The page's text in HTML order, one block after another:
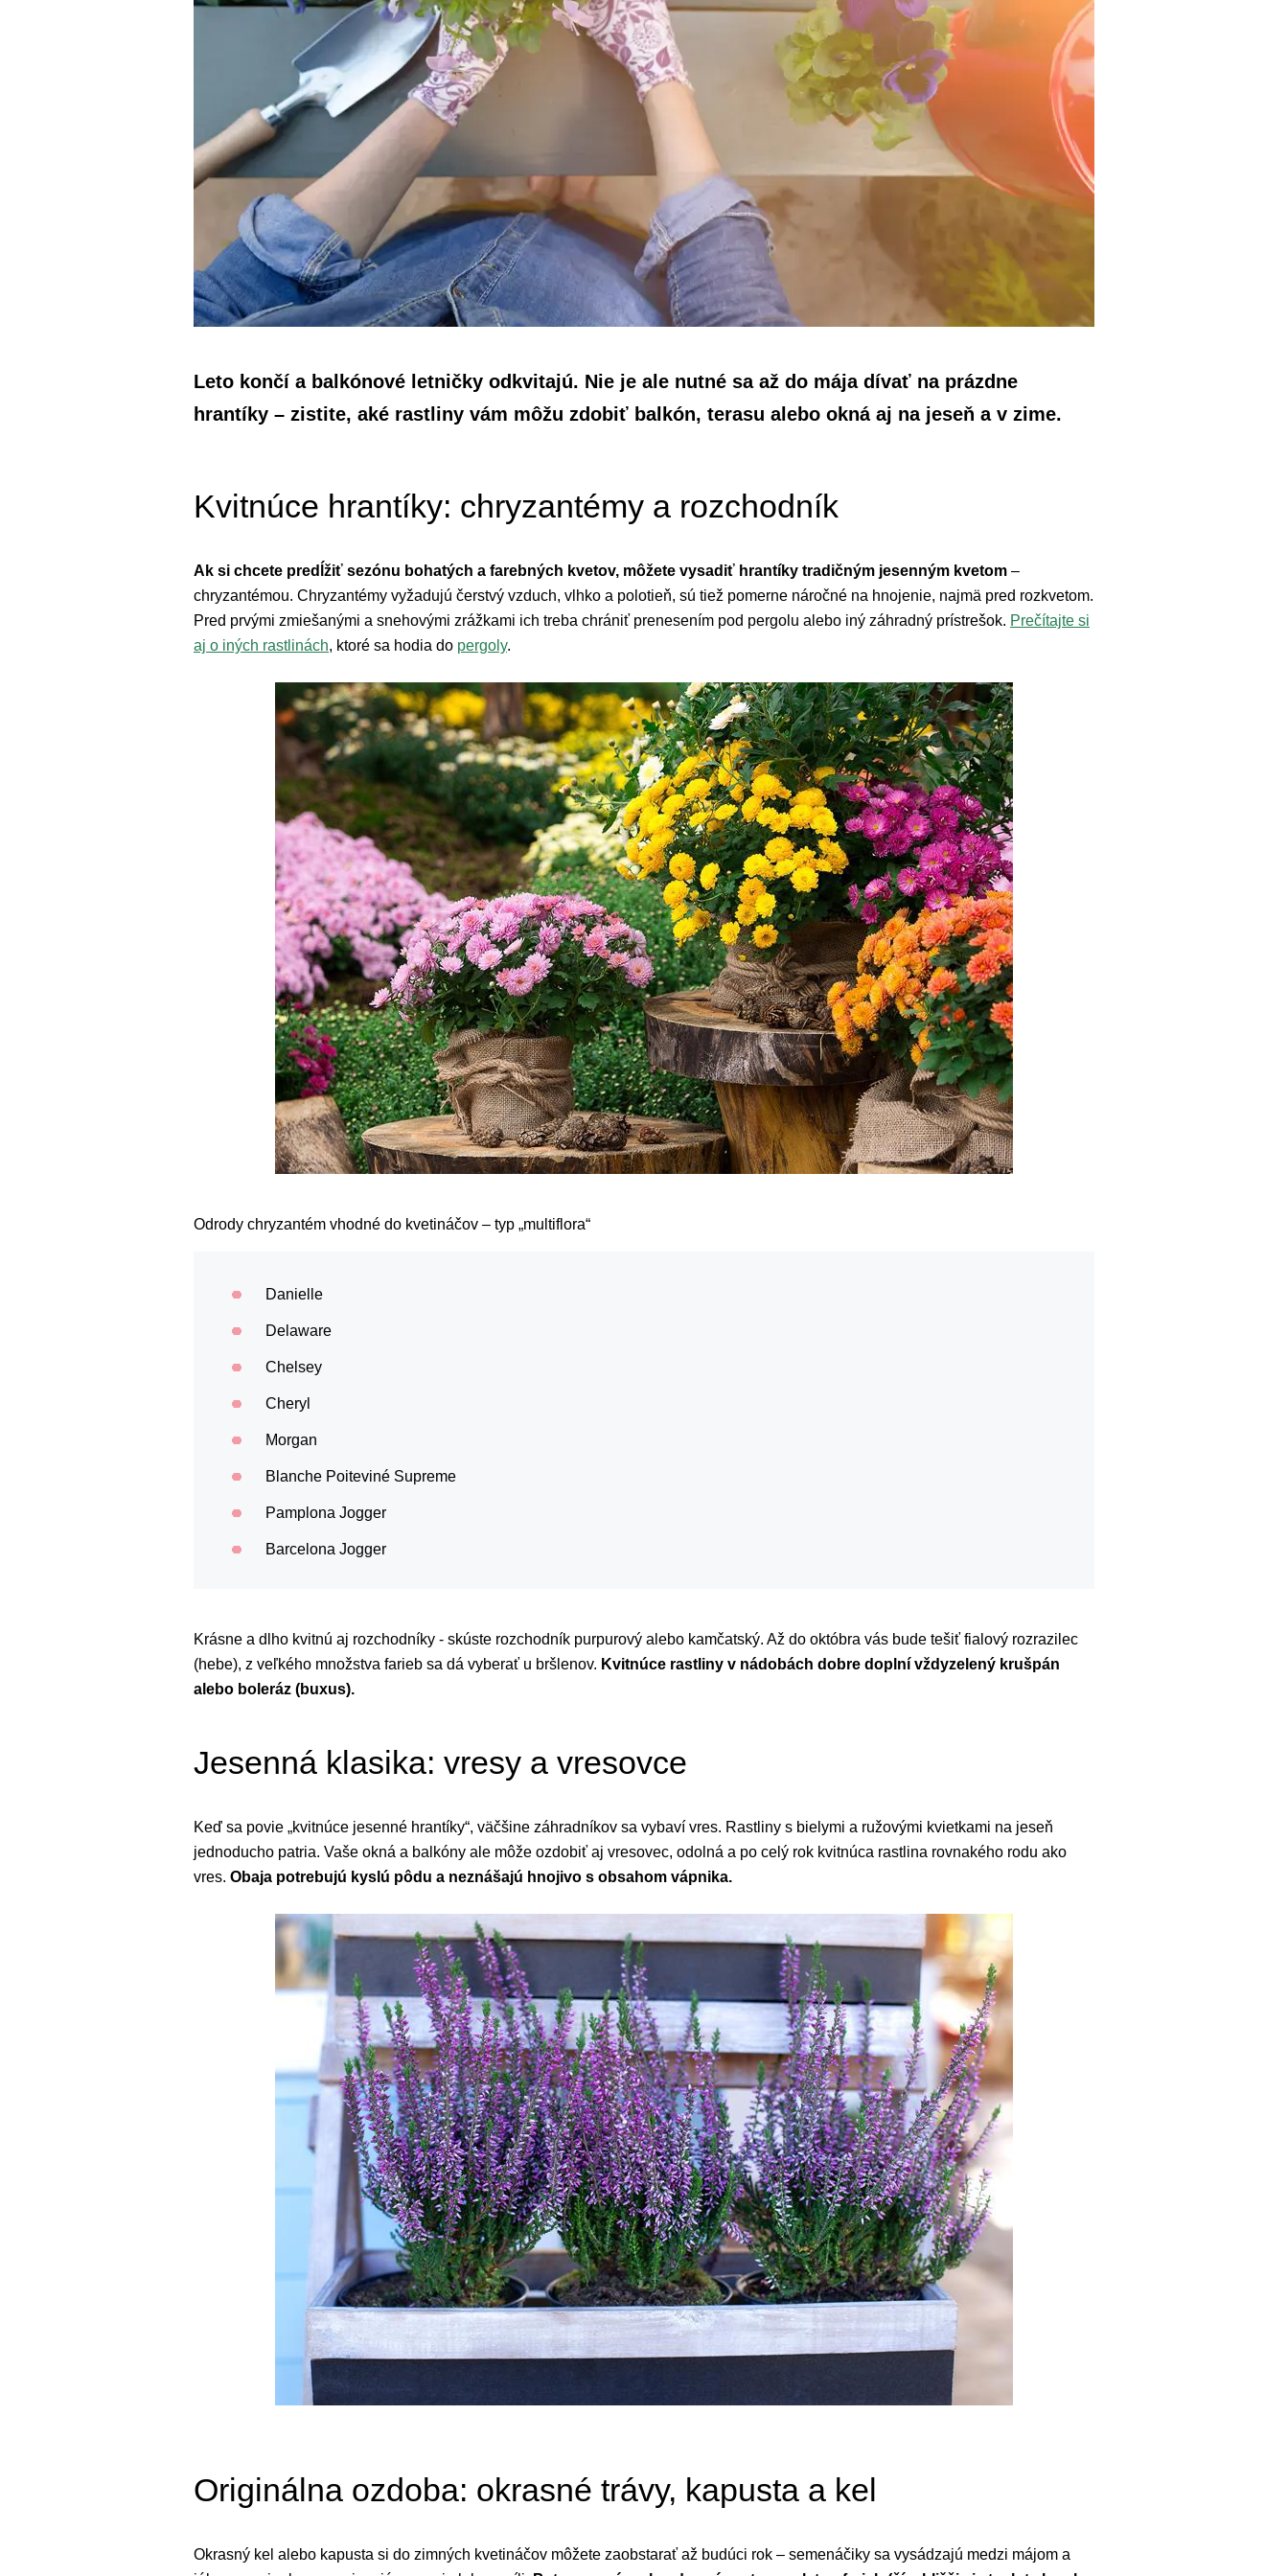
Leto končí a balkónové letničky odkvitajú. Nie je ale nutné sa až do mája dívať na prázdne
hrantíky – zistite, aké rastliny vám môžu zdobiť balkón, terasu alebo okná aj na jeseň a v zime.
Kvitnúce hrantíky: chryzantémy a rozchodník
Ak si chcete predĺžiť sezónu bohatých a farebných kvetov, môžete vysadiť hrantíky tradičným jesenným kvetom –
chryzantémou. Chryzantémy vyžadujú čerstvý vzduch, vlhko a polotieň, sú tiež pomerne náročné na hnojenie, najmä pred rozkvetom.
Pred prvými zmiešanými a snehovými zrážkami ich treba chrániť prenesením pod pergolu alebo iný záhradný prístrešok. Prečítajte si
aj o iných rastlinách, ktoré sa hodia do pergoly.
Odrody chryzantém vhodné do kvetináčov – typ „multiflora“
Danielle
Delaware
Chelsey
Cheryl
Morgan
Blanche Poiteviné Supreme
Pamplona Jogger
Barcelona Jogger
Krásne a dlho kvitnú aj rozchodníky - skúste rozchodník purpurový alebo kamčatský. Až do októbra vás bude tešiť fialový rozrazilec
(hebe), z veľkého množstva farieb sa dá vyberať u bršlenov. Kvitnúce rastliny v nádobách dobre doplní vždyzelený krušpán
alebo boleráz (buxus).
Jesenná klasika: vresy a vresovce
Keď sa povie „kvitnúce jesenné hrantíky“, väčšine záhradníkov sa vybaví vres. Rastliny s bielymi a ružovými kvietkami na jeseň
jednoducho patria. Vaše okná a balkóny ale môže ozdobiť aj vresovec, odolná a po celý rok kvitnúca rastlina rovnakého rodu ako
vres. Obaja potrebujú kyslú pôdu a neznášajú hnojivo s obsahom vápnika.
Originálna ozdoba: okrasné trávy, kapusta a kel
Okrasný kel alebo kapusta si do zimných kvetináčov môžete zaobstarať až budúci rok – semenáčiky sa vysádzajú medzi májom a